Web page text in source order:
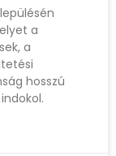
a
a
hosszú